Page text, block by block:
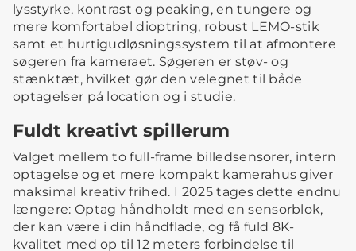
lysstyrke, kontrast og peaking, en tungere og
mere komfortabel dioptring, robust LEMO-stik
samt et hurtigudløsningssystem til at afmontere
søgeren fra kameraet. Søgeren er støv- og
stænktæt, hvilket gør den velegnet til både
optagelser på location og i studie.
Fuldt kreativt spillerum
Valget mellem to full-frame billedsensorer, intern
optagelse og et mere kompakt kamerahus giver
maksimal kreativ frihed. I 2025 tages dette endnu
længere: Optag håndholdt med en sensorblok,
der kan være i din håndflade, og få fuld 8K-
kvalitet med op til 12 meters forbindelse til